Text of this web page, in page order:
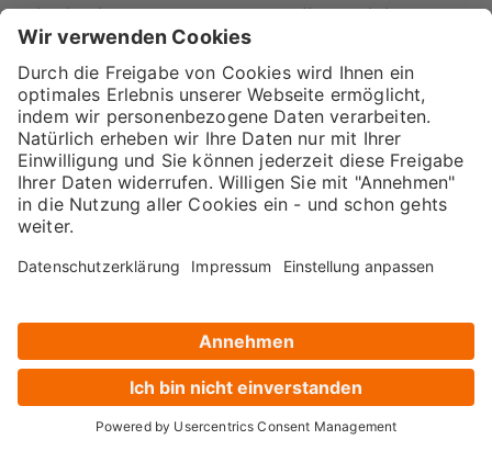
direkt über Instagram einzustellen und dort
auch die Performance zu überprüfen. So geht’s:
Rufe dein Profil auf
Wähle den Post aus, den du bewerben
möchtest, und klicke unterhalb des Bildes auf
„Promote“
Zielgruppe, die Landingpage oder das
Werbebudget
Klicke auf „Next“ und dann auf „Review
Promotion“ – Instagram überprüft dann
zunächst deine Werbeanzeige, bevor diese